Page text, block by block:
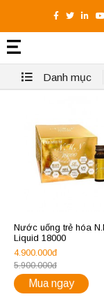
Danh mục
Nước uống trẻ hóa
Liquid 18000
4.900.000đ
5.900.000đ
Mua ngay